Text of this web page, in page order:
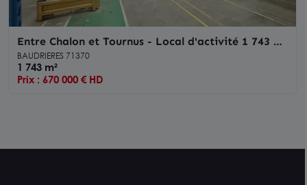
Entre Chalon et Tournus - Local d'activité 1 743 m²
à vendre
BAUDRIERES 71370
1 743 m²
Prix : 670 000 € HD